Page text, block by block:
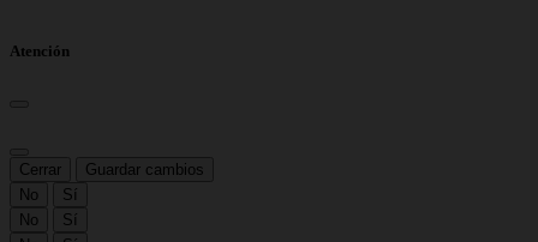
Atención
Cerrar
Guardar cambios
No
Sí
No
Sí